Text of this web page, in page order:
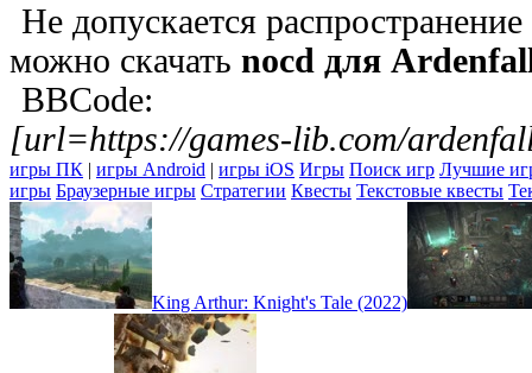
Не допускается
можно скачать nocd для
BBCode:
[url=https://games-lib.com/
игры ПК | игры Android | игры iOS Игры Поиск игр Лучшие
игры Браузерные игры Стратегии Квесты Текстовые квесты
King Arthur: Knight's Tale (2022)